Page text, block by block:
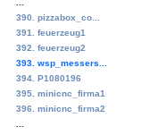
390. pizzabox_co...
391. feuerzeug1
392. feuerzeug2
393. wsp_messers...
394. P1080196
395. minicnc_firma1
396. minicnc_firma2